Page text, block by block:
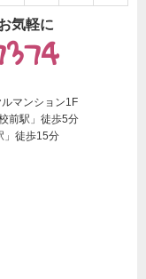
気軽に
マンション1F
前駅」徒歩5分
」徒歩15分